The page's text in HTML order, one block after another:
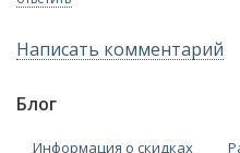
Написать комментарий
Блог
Информация о скидках